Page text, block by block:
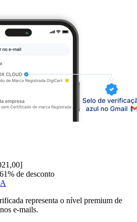
]
de desconto
representa o nível premium de
e-mails.